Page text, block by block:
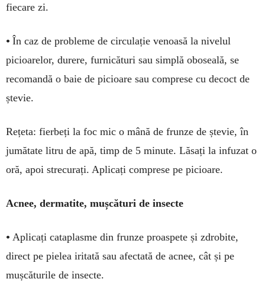
fiecare zi.
• În caz de probleme de circu­lație venoasă la nivelul
picioarelor, durere, furnicături sau simplă obo­seală, se
recomandă o baie de pi­cioare sau com­prese cu decoct de
ștevie.
Rețeta: fierbeți la foc mic o mână de frunze de ștevie, în
jumă­tate litru de apă, timp de 5 mi­nute. Lăsați la infuzat o
oră, apoi strecu­rați. Aplicați com­­prese pe picioare.
Acnee, dermatite, mușcături de insecte
• Aplicați cataplasme din frun­ze proaspete și zdrobite,
direct pe pielea iritată sau afectată de acnee, cât și pe
mușcăturile de insecte.